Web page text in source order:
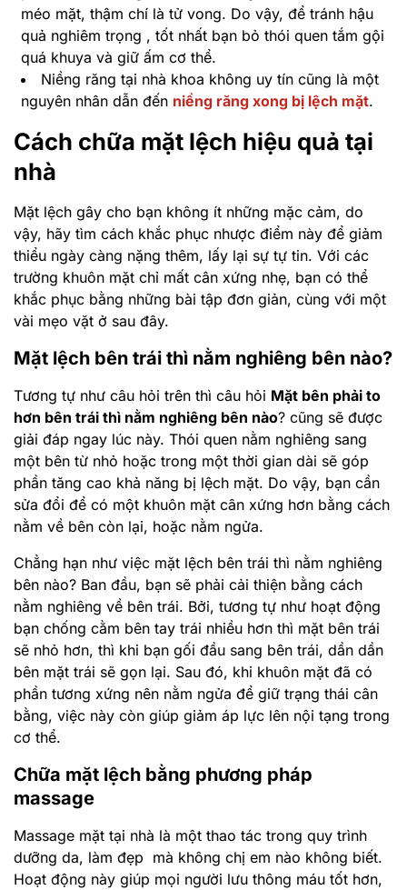
méo mặt, thậm chí là tử vong. Do vậy, để tránh hậu
quả nghiêm trọng , tốt nhất bạn bỏ thói quen tắm gội
quá khuya và giữ ấm cơ thể.
Niềng răng tại nhà khoa không uy tín cũng là một
nguyên nhân dẫn đến niềng răng xong bị lệch mặt.
Cách chữa mặt lệch hiệu quả tại
nhà
Mặt lệch gây cho bạn không ít những mặc cảm, do
vậy, hãy tìm cách khắc phục nhược điểm này để giảm
thiểu ngày càng nặng thêm, lấy lại sự tự tin. Với các
trường khuôn mặt chỉ mất cân xứng nhẹ, bạn có thể
khắc phục bằng những bài tập đơn giản, cùng với một
vài mẹo vặt ở sau đây.
Mặt lệch bên trái thì nằm nghiêng bên nào?
Tương tự như câu hỏi trên thì câu hỏi Mặt bên phải to
hơn bên trái thì nằm nghiêng bên nào? cũng sẽ được
giải đáp ngay lúc này. Thói quen nằm nghiêng sang
một bên từ nhỏ hoặc trong một thời gian dài sẽ góp
phần tăng cao khả năng bị lệch mặt. Do vậy, bạn cần
sửa đổi để có một khuôn mặt cân xứng hơn bằng cách
nằm về bên còn lại, hoặc nằm ngửa.
Chẳng hạn như việc mặt lệch bên trái thì nằm nghiêng
bên nào? Ban đầu, bạn sẽ phải cải thiện bằng cách
nằm nghiêng về bên trái. Bởi, tương tự như hoạt động
bạn chống cằm bên tay trái nhiều hơn thì mặt bên trái
sẽ nhỏ hơn, thì khi bạn gối đầu sang bên trái, dần dần
bên mặt trái sẽ gọn lại. Sau đó, khi khuôn mặt đã có
phần tương xứng nên nằm ngửa để giữ trạng thái cân
bằng, việc này còn giúp giảm áp lực lên nội tạng trong
cơ thể.
Chữa mặt lệch bằng phương pháp
massage
Massage mặt tại nhà là một thao tác trong quy trình
dưỡng da, làm đẹp mà không chị em nào không biết.
Hoạt động này giúp mọi người lưu thông máu tốt hơn,